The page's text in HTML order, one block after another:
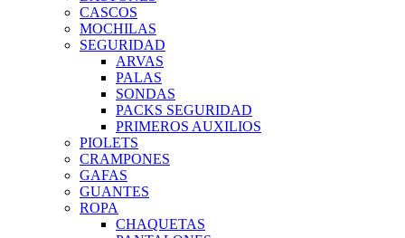
CASCOS
MOCHILAS
SEGURIDAD
ARVAS
PALAS
SONDAS
PACKS SEGURIDAD
PRIMEROS AUXILIOS
PIOLETS
CRAMPONES
GAFAS
GUANTES
ROPA
CHAQUETAS